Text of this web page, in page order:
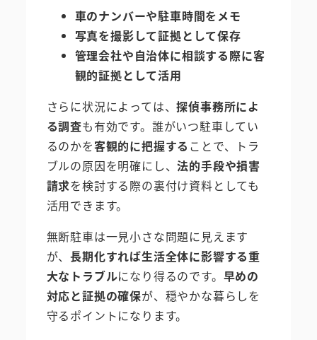
車のナンバーや駐車時間をメモ
写真を撮影して証拠として保存
管理会社や自治体に相談する際に客
観的証拠として活用
さらに状況によっては、探偵事務所によ
る調査も有効です。誰がいつ駐車してい
るのかを客観的に把握する ことで、トラ
ブルの原因を明確にし、法的手段や損害
請求を検討する際の裏付け資料としても
活用できます。
無断駐車は一見小さな問題に見えます
が、長期化すれば生活全体に影響する重
大なトラブルになり得るのです。 早めの
対応と証拠の確保が、穏やかな暮らしを
守るポイントになります。